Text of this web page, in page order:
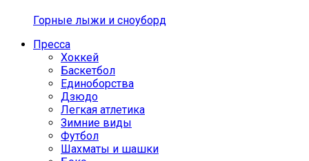
Горные лыжи и сноуборд
Пресса
Хоккей
Баскетбол
Единоборства
Дзюдо
Легкая атлетика
Зимние виды
Футбол
Шахматы и шашки